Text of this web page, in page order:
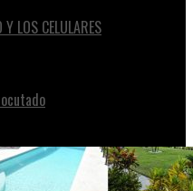
LOS CELULARES